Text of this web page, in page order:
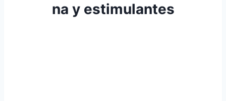
na y estimulantes